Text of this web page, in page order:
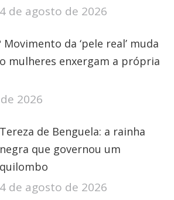
4 de agosto de 2026
da ‘pele real’ muda
mulheres enxergam a própria
2026
Tereza de Benguela: a rainha
negra que governou um
quilombo
4 de agosto de 2026